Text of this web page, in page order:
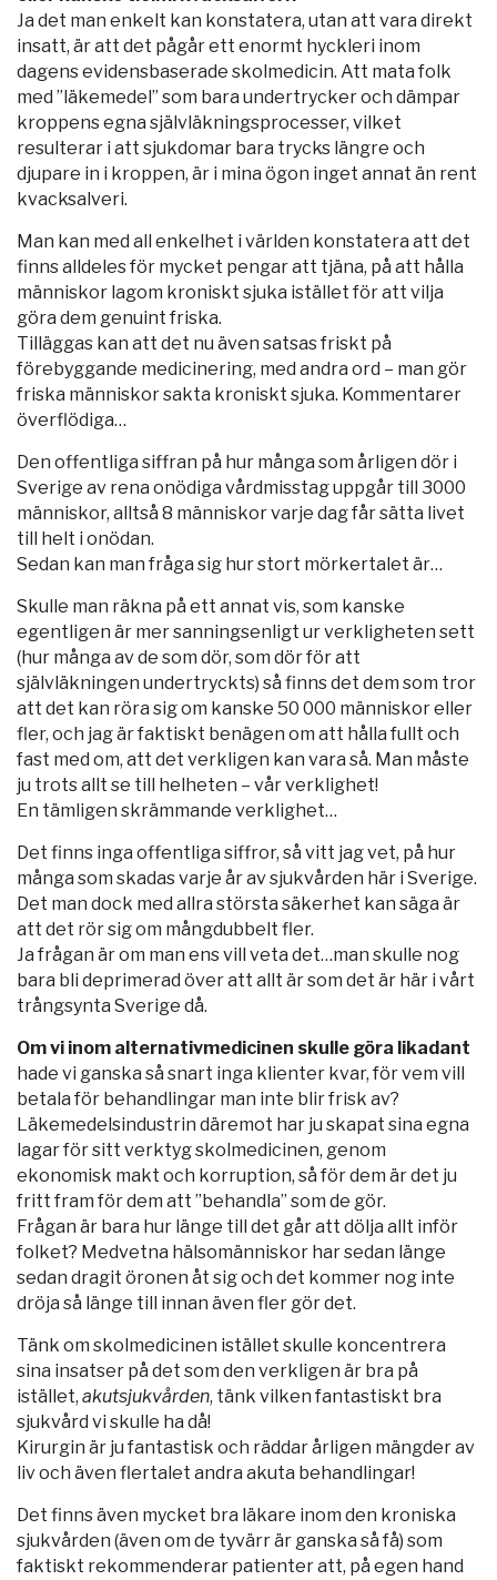
Ja det man enkelt kan konstatera, utan att vara direkt
insatt, är att det pågår ett enormt hyckleri inom
dagens evidensbaserade skolmedicin. Att mata folk
med ”läkemedel” som bara undertrycker och dämpar
kroppens egna självläkningsprocesser, vilket
resulterar i att sjukdomar bara trycks längre och
djupare in i kroppen, är i mina ögon inget annat än rent
kvacksalveri.
Man kan med all enkelhet i världen konstatera att det
finns alldeles för mycket pengar att tjäna, på att hålla
människor lagom kroniskt sjuka istället för att vilja
göra dem genuint friska.
Tilläggas kan att det nu även satsas friskt på
förebyggande medicinering, med andra ord – man gör
friska människor sakta kroniskt sjuka. Kommentarer
överflödiga…
Den offentliga siffran på hur många som årligen dör i
Sverige av rena onödiga vårdmisstag uppgår till 3000
människor, alltså 8 människor varje dag får sätta livet
till helt i onödan.
Sedan kan man fråga sig hur stort mörkertalet är…
Skulle man räkna på ett annat vis, som kanske
egentligen är mer sanningsenligt ur verkligheten sett
(hur många av de som dör, som dör för att
självläkningen undertryckts) så finns det dem som tror
att det kan röra sig om kanske 50 000 människor eller
fler, och jag är faktiskt benägen om att hålla fullt och
fast med om, att det verkligen kan vara så. Man måste
ju trots allt se till helheten – vår verklighet!
En tämligen skrämmande verklighet…
Det finns inga offentliga siffror, så vitt jag vet, på hur
många som skadas varje år av sjukvården här i Sverige.
Det man dock med allra största säkerhet kan säga är
att det rör sig om mångdubbelt fler.
Ja frågan är om man ens vill veta det…man skulle nog
bara bli deprimerad över att allt är som det är här i vårt
trångsynta Sverige då.
Om vi inom alternativmedicinen skulle göra likadant
hade vi ganska så snart inga klienter kvar, för vem vill
betala för behandlingar man inte blir frisk av?
Läkemedelsindustrin däremot har ju skapat sina egna
lagar för sitt verktyg skolmedicinen, genom
ekonomisk makt och korruption, så för dem är det ju
fritt fram för dem att ”behandla” som de gör.
Frågan är bara hur länge till det går att dölja allt inför
folket? Medvetna hälsomänniskor har sedan länge
sedan dragit öronen åt sig och det kommer nog inte
dröja så länge till innan även fler gör det.
Tänk om skolmedicinen istället skulle koncentrera
sina insatser på det som den verkligen är bra på
istället, akutsjukvården, tänk vilken fantastiskt bra
sjukvård vi skulle ha då!
Kirurgin är ju fantastisk och räddar årligen mängder av
liv och även flertalet andra akuta behandlingar!
Det finns även mycket bra läkare inom den kroniska
sjukvården (även om de tyvärr är ganska så få) som
faktiskt rekommenderar patienter att, på egen hand